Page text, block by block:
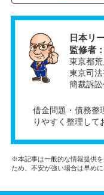
日本リ
監修者
東京都
東京司
簡裁訴
借金問題・債務整
りやすく整理して
※本記事は一般的な情報提供
ため、不安が強い場合は早め